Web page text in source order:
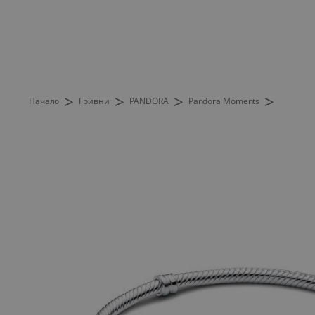
Начало > Гривни > PANDORA > Pandora Moments >